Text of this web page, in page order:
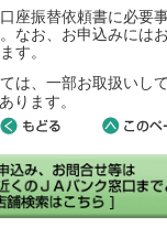
座振替依頼書に必要
なお、お申込みには
す。
は、一部お取扱いし
ります。